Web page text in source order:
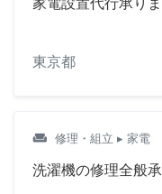
東京都
weekend 修理・組立 ▸ 家電
洗濯機の修理全般承